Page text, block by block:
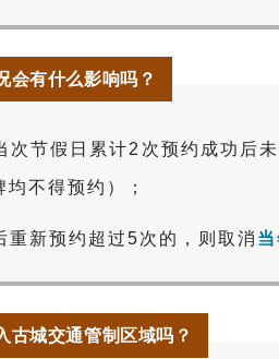
会有什么影响吗？
节假日累计2次预约成功后
不得预约）；
重新预约超过5次的，则取消
古城交通管制区域吗？